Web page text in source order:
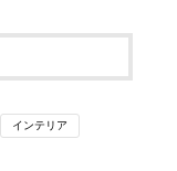
インテリア